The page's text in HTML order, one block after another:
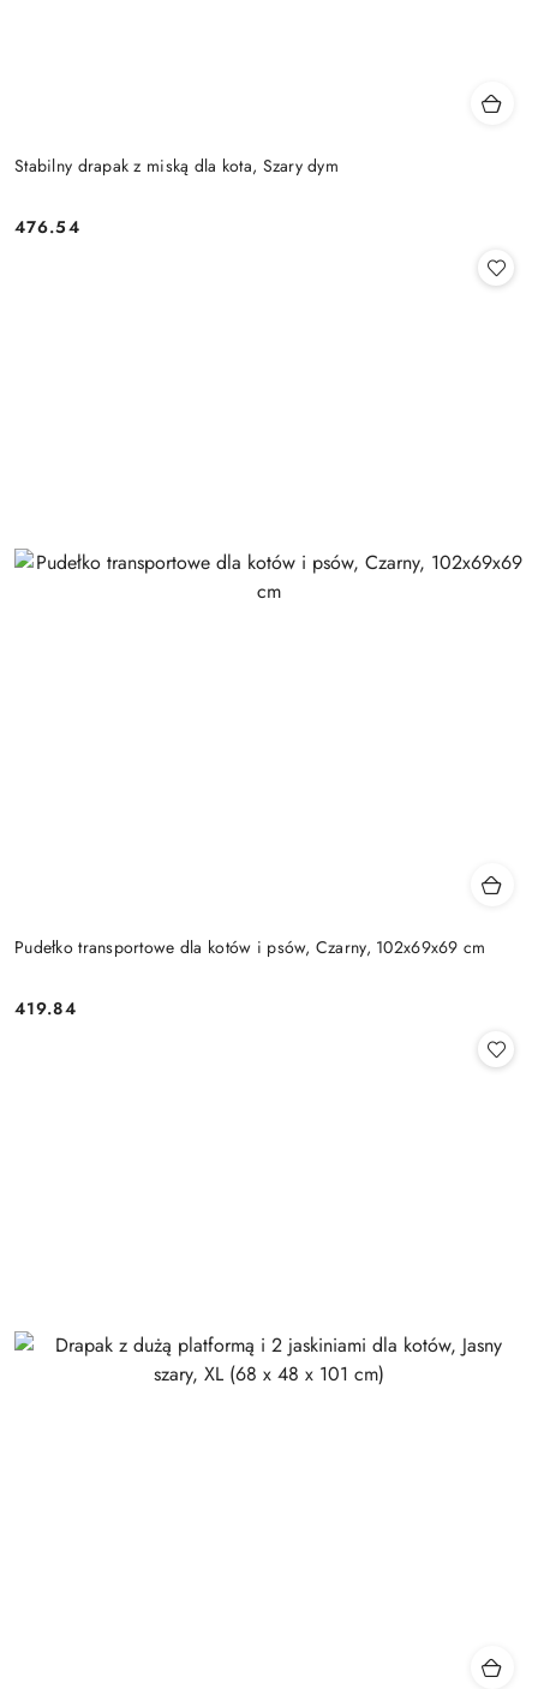
Stabilny drapak z miską dla kota, Szary dym
Cena:
476.54
Pudełko transportowe dla kotów i psów, Czarny, 102x69x69 cm
Cena:
419.84